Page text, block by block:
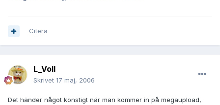
Citera
L_Voll
Skrivet 17 maj, 2006
Det händer något konstigt när man kommer in på megaupload,